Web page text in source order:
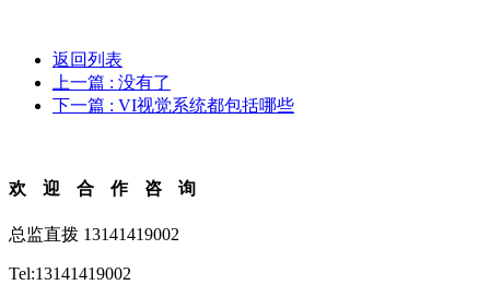
返回列表
上一篇 : 没有了
下一篇 : VI视觉系统都包括哪些
欢迎合作咨询
总监直拨 13141419002
Tel:13141419002